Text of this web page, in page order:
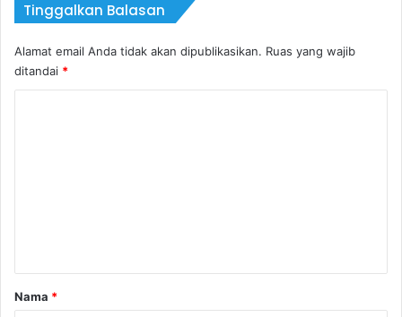
Tinggalkan Balasan
Alamat email Anda tidak akan dipublikasikan. Ruas yang wajib
ditandai *
r
Nama *